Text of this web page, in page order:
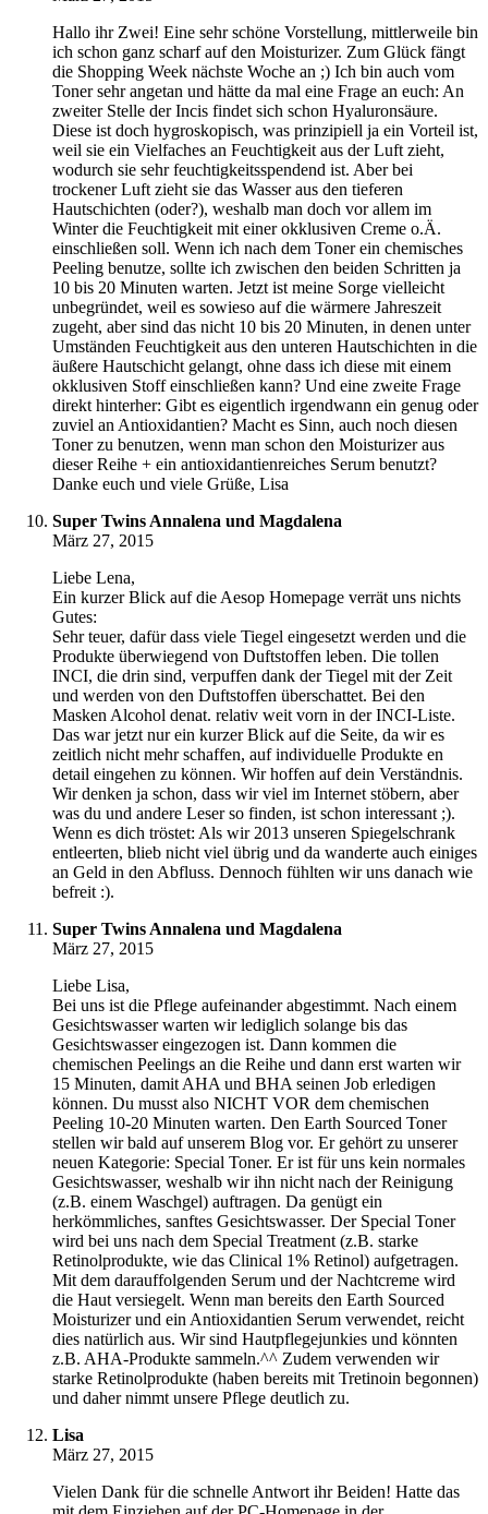
Hallo ihr Zwei! Eine sehr schöne Vorstellung, mittlerweile bin
ich schon ganz scharf auf den Moisturizer. Zum Glück fängt
die Shopping Week nächste Woche an ;) Ich bin auch vom
Toner sehr angetan und hätte da mal eine Frage an euch: An
zweiter Stelle der Incis findet sich schon Hyaluronsäure.
Diese ist doch hygroskopisch, was prinzipiell ja ein Vorteil ist,
weil sie ein Vielfaches an Feuchtigkeit aus der Luft zieht,
wodurch sie sehr feuchtigkeitsspendend ist. Aber bei
trockener Luft zieht sie das Wasser aus den tieferen
Hautschichten (oder?), weshalb man doch vor allem im
Winter die Feuchtigkeit mit einer okklusiven Creme o.Ä.
einschließen soll. Wenn ich nach dem Toner ein chemisches
Peeling benutze, sollte ich zwischen den beiden Schritten ja
10 bis 20 Minuten warten. Jetzt ist meine Sorge vielleicht
unbegründet, weil es sowieso auf die wärmere Jahreszeit
zugeht, aber sind das nicht 10 bis 20 Minuten, in denen unter
Umständen Feuchtigkeit aus den unteren Hautschichten in die
äußere Hautschicht gelangt, ohne dass ich diese mit einem
okklusiven Stoff einschließen kann? Und eine zweite Frage
direkt hinterher: Gibt es eigentlich irgendwann ein genug oder
zuviel an Antioxidantien? Macht es Sinn, auch noch diesen
Toner zu benutzen, wenn man schon den Moisturizer aus
dieser Reihe + ein antioxidantienreiches Serum benutzt?
Danke euch und viele Grüße, Lisa
Super Twins Annalena und Magdalena
März 27, 2015
Liebe Lena,
Ein kurzer Blick auf die Aesop Homepage verrät uns nichts
Gutes:
Sehr teuer, dafür dass viele Tiegel eingesetzt werden und die
Produkte überwiegend von Duftstoffen leben. Die tollen
INCI, die drin sind, verpuffen dank der Tiegel mit der Zeit
und werden von den Duftstoffen überschattet. Bei den
Masken Alcohol denat. relativ weit vorn in der INCI-Liste.
Das war jetzt nur ein kurzer Blick auf die Seite, da wir es
zeitlich nicht mehr schaffen, auf individuelle Produkte en
detail eingehen zu können. Wir hoffen auf dein Verständnis.
Wir denken ja schon, dass wir viel im Internet stöbern, aber
was du und andere Leser so finden, ist schon interessant ;).
Wenn es dich tröstet: Als wir 2013 unseren Spiegelschrank
entleerten, blieb nicht viel übrig und da wanderte auch einiges
an Geld in den Abfluss. Dennoch fühlten wir uns danach wie
befreit :).
Super Twins Annalena und Magdalena
März 27, 2015
Liebe Lisa,
Bei uns ist die Pflege aufeinander abgestimmt. Nach einem
Gesichtswasser warten wir lediglich solange bis das
Gesichtswasser eingezogen ist. Dann kommen die
chemischen Peelings an die Reihe und dann erst warten wir
15 Minuten, damit AHA und BHA seinen Job erledigen
können. Du musst also NICHT VOR dem chemischen
Peeling 10-20 Minuten warten. Den Earth Sourced Toner
stellen wir bald auf unserem Blog vor. Er gehört zu unserer
neuen Kategorie: Special Toner. Er ist für uns kein normales
Gesichtswasser, weshalb wir ihn nicht nach der Reinigung
(z.B. einem Waschgel) auftragen. Da genügt ein
herkömmliches, sanftes Gesichtswasser. Der Special Toner
wird bei uns nach dem Special Treatment (z.B. starke
Retinolprodukte, wie das Clinical 1% Retinol) aufgetragen.
Mit dem darauffolgenden Serum und der Nachtcreme wird
die Haut versiegelt. Wenn man bereits den Earth Sourced
Moisturizer und ein Antioxidantien Serum verwendet, reicht
dies natürlich aus. Wir sind Hautpflegejunkies und könnten
z.B. AHA-Produkte sammeln.^^ Zudem verwenden wir
starke Retinolprodukte (haben bereits mit Tretinoin begonnen)
und daher nimmt unsere Pflege deutlich zu.
Lisa
März 27, 2015
Vielen Dank für die schnelle Antwort ihr Beiden! Hatte das